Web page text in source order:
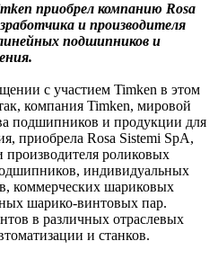
приобрел компанию Rosa
и производителя
подшипников и
с участием Timken в этом
компания Timken, мировой
подшипников и продукции для
приобрела Rosa Sistemi SpA,
производителя роликовых
индивидуальных
коммерческих шариковых
шарико-винтовых пар.
в различных отраслевых
и станков.